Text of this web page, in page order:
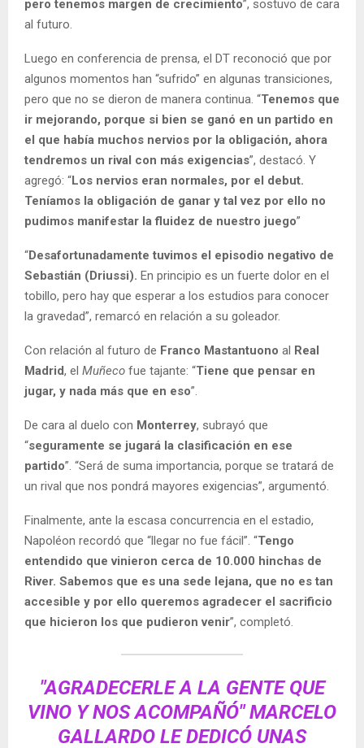
pero tenemos margen de crecimiento”, sostuvo de cara
al futuro.
Luego en conferencia de prensa, el DT reconoció que por
algunos momentos han “sufrido” en algunas transiciones,
pero que no se dieron de manera continua. “Tenemos que
ir mejorando, porque si bien se ganó en un partido en
el que había muchos nervios por la obligación, ahora
tendremos un rival con más exigencias”, destacó. Y
agregó: “Los nervios eran normales, por el debut.
Teníamos la obligación de ganar y tal vez por ello no
pudimos manifestar la fluidez de nuestro juego”
“Desafortunadamente tuvimos el episodio negativo de
Sebastián (Driussi). En principio es un fuerte dolor en el
tobillo, pero hay que esperar a los estudios para conocer
la gravedad”, remarcó en relación a su goleador.
Con relación al futuro de Franco Mastantuono al Real
Madrid, el Muñeco fue tajante: “Tiene que pensar en
jugar, y nada más que en eso”.
De cara al duelo con Monterrey, subrayó que
“seguramente se jugará la clasificación en ese
partido”. “Será de suma importancia, porque se tratará de
un rival que nos pondrá mayores exigencias”, argumentó.
Finalmente, ante la escasa concurrencia en el estadio,
Napoléon recordó que “llegar no fue fácil”. “Tengo
entendido que vinieron cerca de 10.000 hinchas de
River. Sabemos que es una sede lejana, que no es tan
accesible y por ello queremos agradecer el sacrificio
que hicieron los que pudieron venir”, completó.
"AGRADECERLE A LA GENTE QUE
VINO Y NOS ACOMPAÑÓ" MARCELO
GALLARDO LE DEDICÓ UNAS